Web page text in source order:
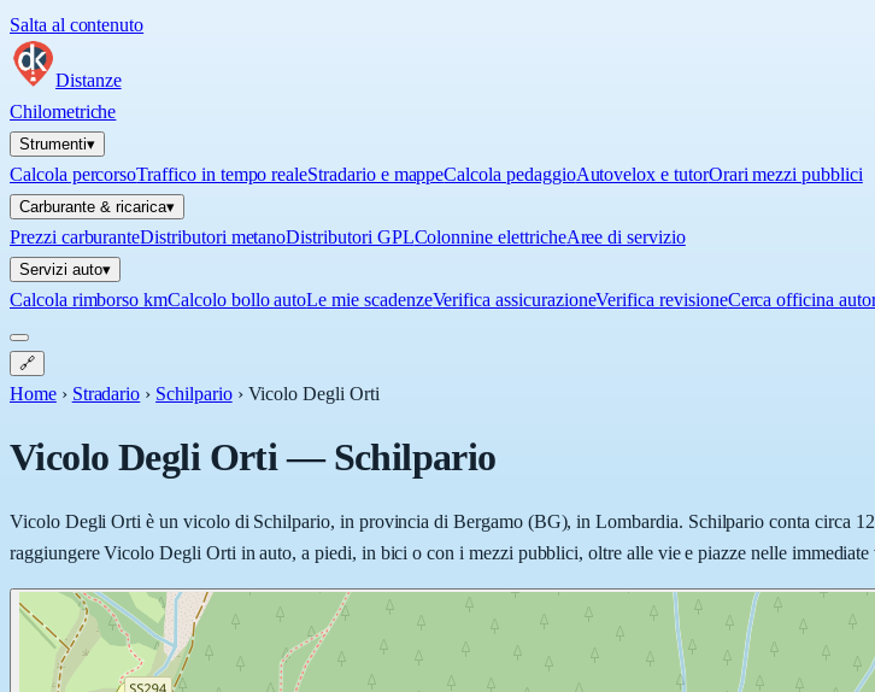
Salta al contenuto
Distanze
Chilometriche
Strumenti▾
Calcola percorsoTraffico in tempo realeStradario e mappeCalcola pedaggioAutovelox e tutorOrari mezzi pubblici
Carburante & ricarica▾
Prezzi carburanteDistributori metanoDistributori GPLColonnine elettricheAree di servizio
Servizi auto▾
Calcola rimborso kmCalcolo bollo autoLe mie scadenzeVerifica assicurazioneVerifica revisioneCerca officina
🔗
Home › Stradario › Schilpario › Vicolo Degli Orti
Vicolo Degli Orti—Schilpario
Vicolo Degli Orti è un vicolo di Schilpario, in provincia di Bergamo (BG), in Lombardia. Schilpario conta circa
raggiungere Vicolo Degli Orti in auto, a piedi, in bici o con i mezzi pubblici, oltre alle vie e piazze nelle immediate